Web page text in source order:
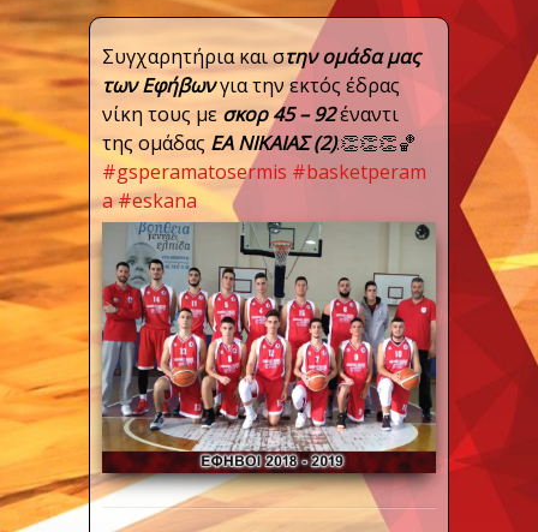
Συγχαρητήρια και στην ομάδα μας
των Εφήβωνγια την εκτός έδρας
νίκη τους με σκορ 45 – 92έναντι
της ομάδας ΕΑ ΝΙΚΑΙΑΣ (2).👏👏👏🏀
#gsperamatosermis #basketperam
a#eskana